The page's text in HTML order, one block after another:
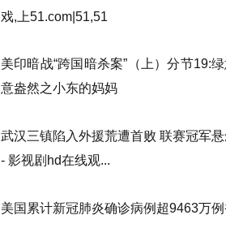
戏,上51.com|51,51
美印暗战“跨国暗杀案”（上）分节19:
意盎然之小东的妈妈
武汉三镇陷入外援荒遭首败 联赛冠军
- 影视剧hd在线观...
美国累计新冠肺炎确诊病例超9463万